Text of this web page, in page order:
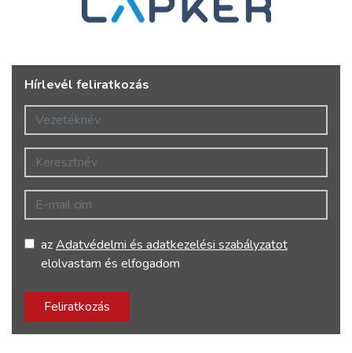
Hírlevél feliratkozás
Vezetéknév
Keresztnév
E-mail cím
azAdatvédelmi és adatkezelési szabályzatot
elolvastam és elfogadom
Feliratkozás